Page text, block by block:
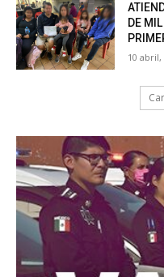
DE
10 abril,